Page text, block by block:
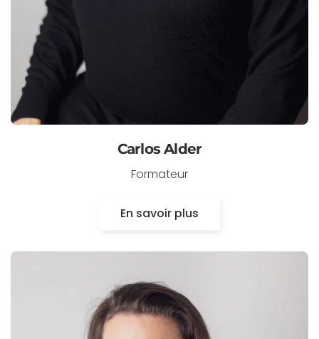
Carlos Alder
Formateur
En savoir plus